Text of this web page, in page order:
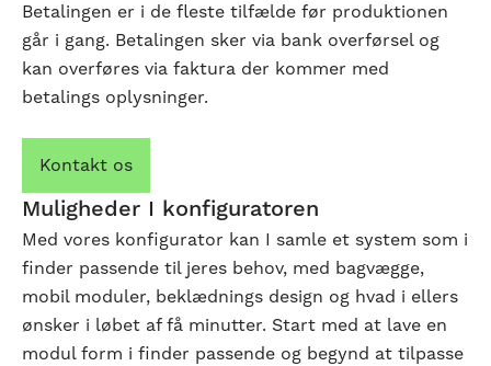
Betalingen er i de fleste tilfælde før produktionen
går i gang. Betalingen sker via bank overførsel og
kan overføres via faktura der kommer med
betalings oplysninger.
Kontakt os
Muligheder I konfiguratoren
Med vores konfigurator kan I samle et system som i
finder passende til jeres behov, med bagvægge,
mobil moduler, beklædnings design og hvad i ellers
ønsker i løbet af få minutter. Start med at lave en
modul form i finder passende og begynd at tilpasse